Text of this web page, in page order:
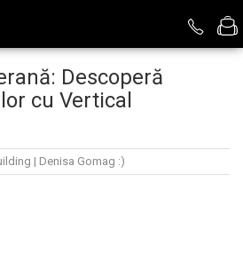
Descoperă
cu Vertical
| Denisa Gomag :)